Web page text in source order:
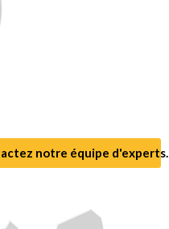
notre équipe d'experts.